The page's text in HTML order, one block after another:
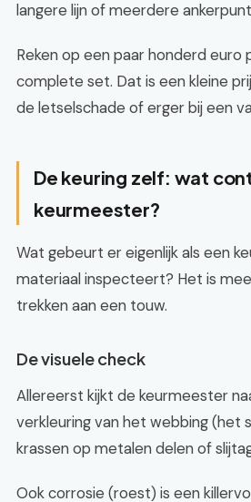
langere lijn of meerdere
Reken op een paar honderd euro
complete set. Dat is een kleine
de letselschade of erger bij een
De keuring zelf: wat
keurmeester?
Wat gebeurt er eigenlijk als een
materiaal inspecteert? Het is
trekken aan een touw.
De visuele check
Allereerst kijkt de keurmeester
verkleuring van het webbing (het
krassen op metalen delen of
Ook corrosie (roest) is een